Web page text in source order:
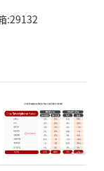
:29132